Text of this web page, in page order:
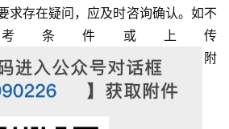
求存在疑问，应及时咨询确认。如不
条件或上传
附